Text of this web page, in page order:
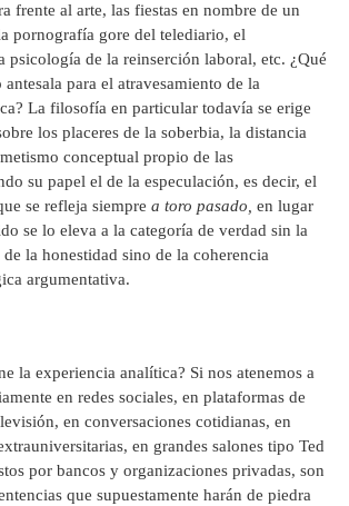
frente al arte, las fiestas en nombre de un
pornografía gore del telediario, el
psicología de la reinserción laboral, etc. ¿Qué
para el atravesamiento de la
La filosofía en particular todavía se erige
los placeres de la soberbia, la distancia
conceptual propio de las
su papel el de la especulación, es decir, el
se refleja siempre a toro pasado, en lugar
se lo eleva a la categoría de verdad sin la
la honestidad sino de la coherencia
argumentativa.
la experiencia analítica? Si nos atenemos a
en redes sociales, en plataformas de
en conversaciones cotidianas, en
en grandes salones tipo Ted
por bancos y organizaciones privadas, son
que supuestamente harán de piedra